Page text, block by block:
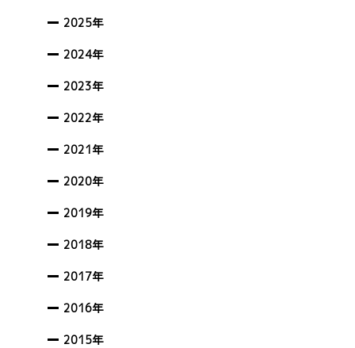
2025年
2024年
2023年
2022年
2021年
2020年
2019年
2018年
2017年
2016年
2015年